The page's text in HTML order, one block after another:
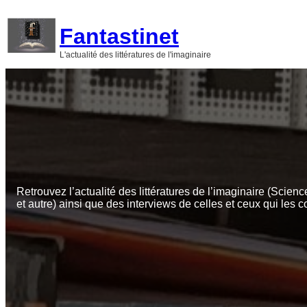
contenu
Fantastinet
L'actualité des littératures de l'imaginaire
Retrouvez l’actualité des littératures de l’imaginaire
et autre) ainsi que des interviews de celles et ceux qui les